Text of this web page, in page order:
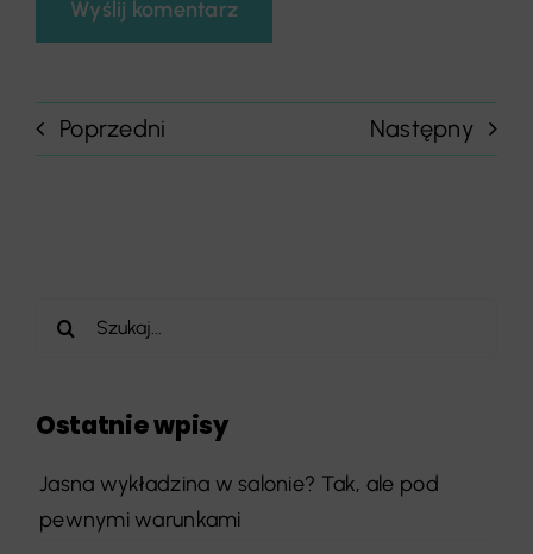
Poprzedni Następny
Szukaj
Ostatnie wpisy
Jasna wykładzina w salonie? Tak, ale pod
pewnymi warunkami